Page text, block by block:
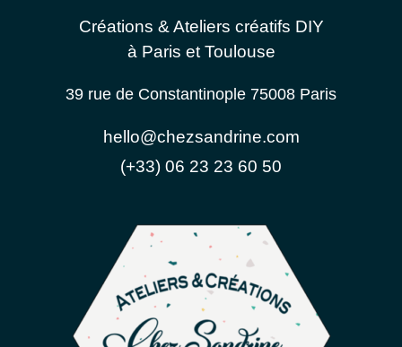
Créations & Ateliers créatifs DIY
à Paris et Toulouse
39 rue de Constantinople 75008 Paris
hello@chezsandrine.com
(+33) 06 23 23 60 50